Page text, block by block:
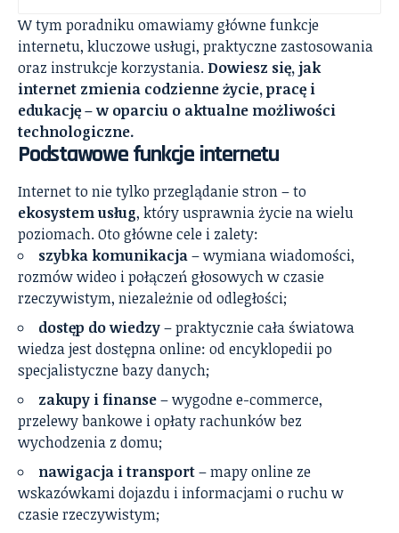
W tym poradniku omawiamy główne funkcje
internetu, kluczowe usługi, praktyczne zastosowania
oraz instrukcje korzystania. Dowiesz się, jak
internet zmienia codzienne życie, pracę i
edukację – w oparciu o aktualne możliwości
technologiczne.
Podstawowe funkcje internetu
Internet to nie tylko przeglądanie stron – to
ekosystem usług, który usprawnia życie na wielu
poziomach. Oto główne cele i zalety:
szybka komunikacja– wymiana wiadomości,
rozmów wideo i połączeń głosowych w czasie
rzeczywistym, niezależnie od odległości;
dostęp do wiedzy– praktycznie cała światowa
wiedza jest dostępna online: od encyklopedii po
specjalistyczne bazy danych;
zakupy i finanse– wygodne e-commerce,
przelewy bankowe i opłaty rachunków bez
wychodzenia z domu;
nawigacja i transport– mapy online ze
wskazówkami dojazdu i informacjami o ruchu w
czasie rzeczywistym;